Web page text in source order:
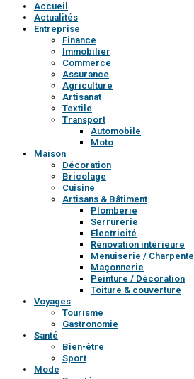
Accueil
Actualités
Entreprise
Finance
Immobilier
Commerce
Assurance
Agriculture
Artisanat
Textile
Transport
Automobile
Moto
Maison
Décoration
Bricolage
Cuisine
Artisans & Bâtiment
Plomberie
Serrurerie
Électricité
Rénovation intérieure
Menuiserie / Charpente
Maçonnerie
Peinture / Décoration
Toiture & couverture
Voyages
Tourisme
Gastronomie
Santé
Bien-être
Sport
Mode